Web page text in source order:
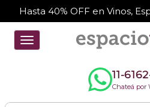
Hasta 40% OFF en Vinos,
Toggle
navigation
11-
Chateá por